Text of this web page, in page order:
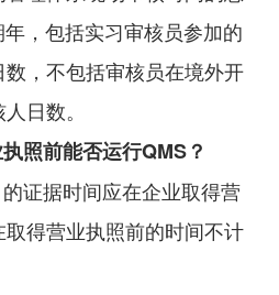
，包括实习审核员参加的
，不包括审核员在境外开
日数。
照前能否运行QMS？
证据时间应在企业取得营
得营业执照前的时间不计